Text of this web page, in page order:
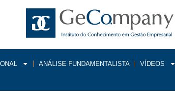
ANÁLISE FUNDAMENTALISTA VÍDEOS